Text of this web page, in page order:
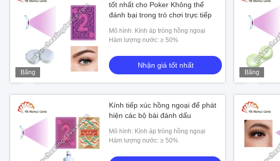
Băng
hình
tốt nhất cho Poker Không thể
đánh bại trong trò chơi trực tiếp
Mô hình: Kính áp tròng hồng ngoại
Hàm lượng nước: ≥ 50%
Nhận giá tốt nhất
Băng
hình
Kính tiếp xúc hồng ngoại để phát
hiện các bộ bài đánh dấu
Mô hình: Kính áp tròng hồng ngoại
Hàm lượng nước: ≥ 50%